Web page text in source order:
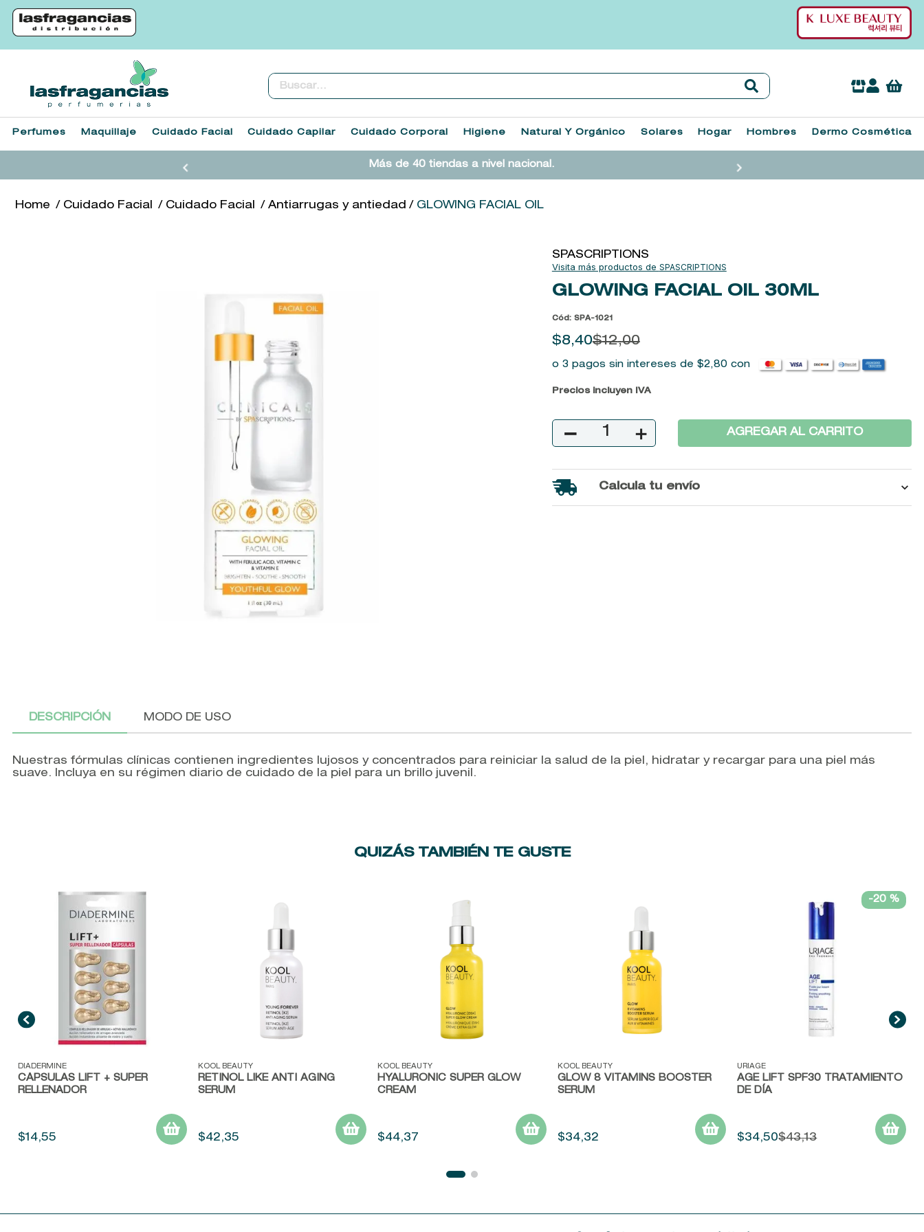
Buscar...
Perfumes Maquillaje Cuidado Facial Cuidado Capilar Cuidado Corporal Higiene Natural Y Orgánico Solares Hogar Hombres Dermo Cosmética
Más de 40 tiendas a nivel nacional.
Cuidado Facial Cuidado Facial Antiarrugas y antiedad GLOWING FACIAL OIL
SPASCRIPTIONS
SPASCRIPTIONS
GLOWING FACIAL OIL 30ML
Cód : SPA-1021
$8,40$12,00
o 3 pagos sin intereses de $2,80con
Precios incluyen IVA
＋
－ AGREGAR AL CARRITO
Calcula tu envío
DESCRIPCIÓN MODO DE USO
Nuestras fórmulas clínicas contienen ingredientes lujosos y concentrados para reiniciar la salud de la piel, hidratar y recargar para una piel más
suave. Incluya en su régimen diario de cuidado de la piel para un brillo juvenil.
QUIZÁS TAMBIÉN TE GUSTE
Vista rápida
DIADERMINE
CÁPSULAS LIFT + SUPER
RELLENADOR
$14,55
Vista rápida
KOOL BEAUTY
RETINOL LIKE ANTI AGING
SERUM
$42,35
Vista rápida
KOOL BEAUTY
HYALURONIC SUPER GLOW
CREAM
$44,37
Vista rápida
KOOL BEAUTY
GLOW 8 VITAMINS BOOSTER
SERUM
$34,32
-20 %
Vista rápida
URIAGE
AGE LIFT SPF30 TRATAMIENTO
DE DÍA
$34,50$43,13
1.
heathcote
sol ipanema
3.
cleanance
4.
giftset
8